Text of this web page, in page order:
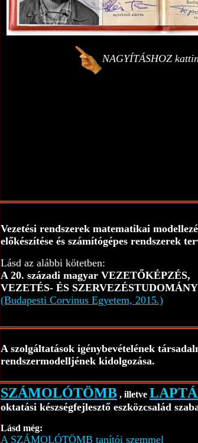
NAGYÍTÁSHOZ
Vezetési rendszerek matematikai
előkészítése és számítógépes rendszerek
Lásd az alábbi kötetben:
A 20. századi magyar VEZETŐKÉPZÉS,
VEZETÉS- ÉS
(Budapesti Corvinus Egyetem, 2015.)
A szolgáltatások igénybevételének
rendszermodelljének kidolgozása.
SZÁMOLÓTÖMB , illetve
oktatási készségfejlesztő eszközcsalád
Lásd még:
A SZÁMOLÓTÖMB tanítói szemmel